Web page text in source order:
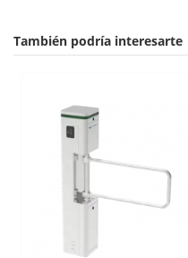
También podría interesarte